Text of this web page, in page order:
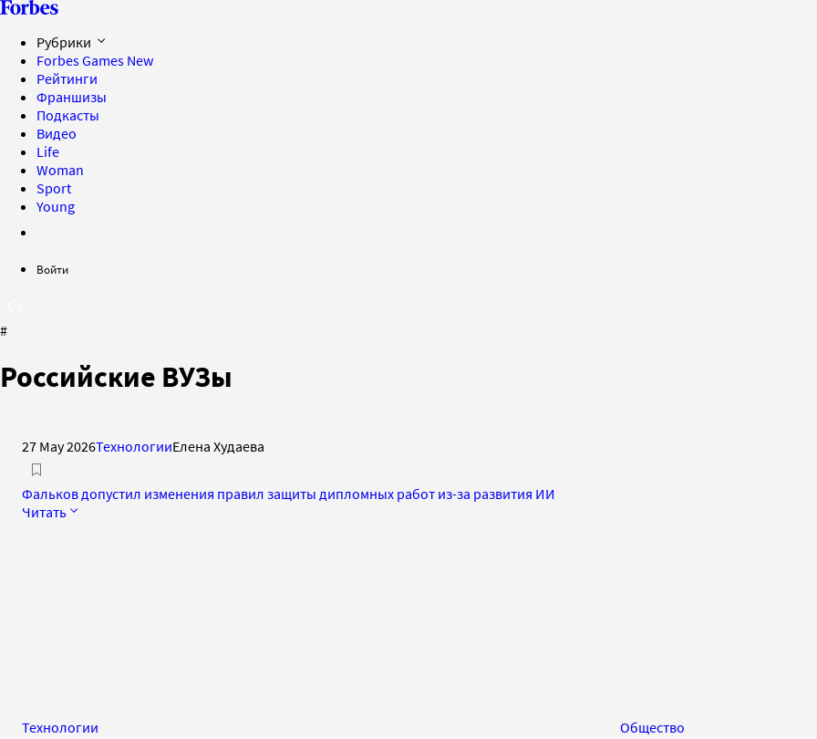
Рубрики
Forbes Games New
Рейтинги
Франшизы
Подкасты
Видео
Life
Woman
Sport
Young
Войти
#
Российские ВУЗы
27 May 2026ТехнологииЕлена Худаева
Фальков допустил изменения правил защиты дипломных работ из-за развития ИИ
Читать
Технологии Общество